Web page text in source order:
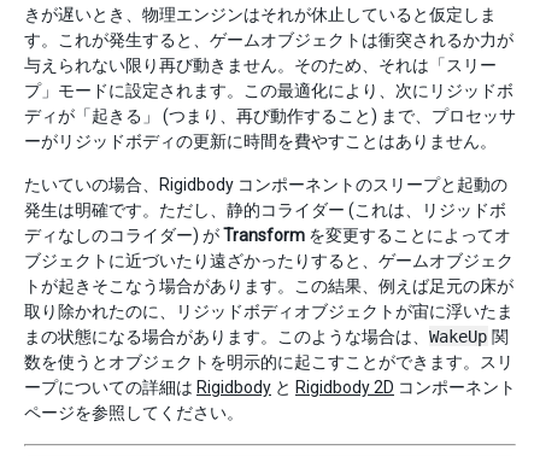
きが遅いとき、物理エンジンはそれが休止していると仮定しま
す。これが発生すると、ゲームオブジェクトは衝突されるか力が
与えられない限り再び動きません。そのため、それは「スリー
プ」モードに設定されます。この最適化により、次にリジッドボ
ディが「起きる」 (つまり、再び動作すること) まで、プロセッサ
ーがリジッドボディの更新に時間を費やすことはありません。
たいていの場合、Rigidbody コンポーネントのスリープと起動の
発生は明確です。ただし、静的コライダー (これは、リジッドボ
ディなしのコライダー) がTransform を変更することによってオ
ブジェクトに近づいたり遠ざかったりすると、ゲームオブジェク
トが起きそこなう場合があります。この結果、例えば足元の床が
取り除かれたのに、リジッドボディオブジェクトが宙に浮いたま
まの状態になる場合があります。このような場合は、 WakeUp 関
数を使うとオブジェクトを明示的に起こすことができます。スリ
ープについての詳細は Rigidbody と Rigidbody 2D コンポーネント
ページを参照してください。